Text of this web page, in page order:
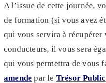
A l’issue de cette journée,
de formation (si vous avez
qui vous servira à récupérer
conducteurs, il vous sera
qui vous permettra de vous
amende par le Trésor Public